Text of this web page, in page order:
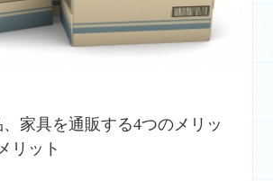
家具を通販する4つのメリッ
リット